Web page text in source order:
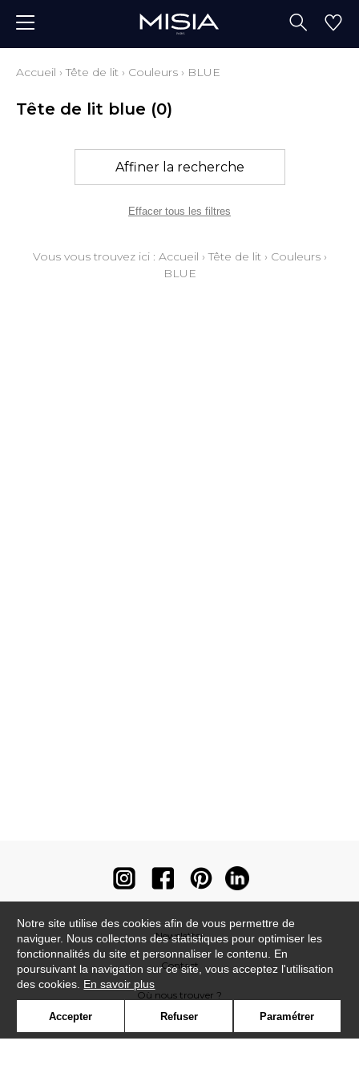
Accueil ›Tête de lit › Couleurs › BLUE
Tête de lit blue (0)
Affiner la recherche
Effacer tous les filtres
Vous vous trouvez ici : Accueil ›Tête de lit› Couleurs›
BLUE
Newsletter
Contact
Où nous trouver ?
Notre site utilise des cookies afin de vous permettre de
naviguer. Nous collectons des statistiques pour optimiser les
fonctionnalités du site et personnaliser le contenu. En
poursuivant la navigation sur ce site, vous acceptez l'utilisation
des cookies. En savoir plus
Accepter Refuser Paramétrer